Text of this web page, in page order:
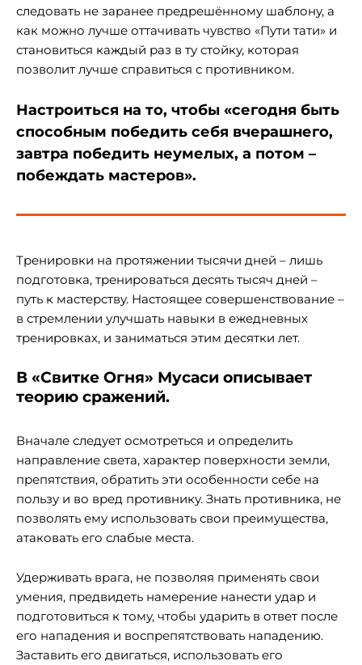
следовать не заранее предрешённому шаблону, а
как можно лучше оттачивать чувство «Пути тати» и
становиться каждый раз в ту стойку, которая
позволит лучше справиться с противником.
Настроиться на то, чтобы «сегодня быть
способным победить себя вчерашнего,
завтра победить неумелых, а потом –
побеждать мастеров».
Тренировки на протяжении тысячи дней – лишь
подготовка, тренироваться десять тысяч дней –
путь к мастерству. Настоящее совершенствование –
в стремлении улучшать навыки в ежедневных
тренировках, и заниматься этим десятки лет.
В «Свитке Огня» Мусаси описывает
теорию сражений.
Вначале следует осмотреться и определить
направление света, характер поверхности земли,
препятствия, обратить эти особенности себе на
пользу и во вред противнику. Знать противника, не
позволять ему использовать свои преимущества,
атаковать его слабые места.
Удерживать врага, не позволяя применять свои
умения, предвидеть намерение нанести удар и
подготовиться к тому, чтобы ударить в ответ после
его нападения и воспрепятствовать нападению.
Заставить его двигаться, использовать его